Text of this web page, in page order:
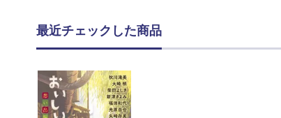
最近チェックした商品